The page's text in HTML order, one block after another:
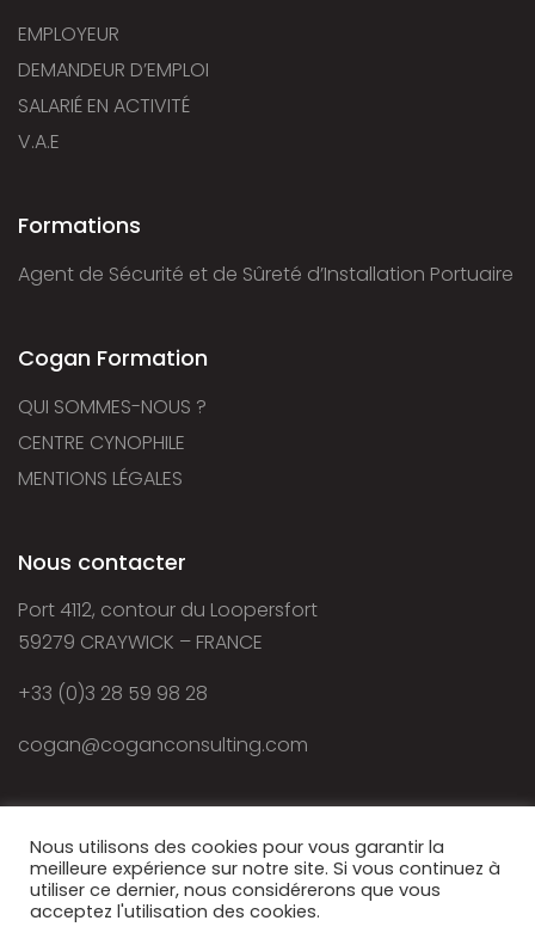
EMPLOYEUR
DEMANDEUR D’EMPLOI
SALARIÉ EN ACTIVITÉ
V.A.E
Formations
Agent de Sécurité et de Sûreté d’Installation Portuaire
Cogan Formation
QUI SOMMES-NOUS ?
CENTRE CYNOPHILE
MENTIONS LÉGALES
Nous contacter
Port 4112, contour du Loopersfort
59279 CRAYWICK – FRANCE
+33 (0)3 28 59 98 28
cogan@coganconsulting.com
© 2021 - Cogan Consulting - Autorisation d’exercice
Nous utilisons des cookies pour vous garantir la
meilleure expérience sur notre site. Si vous continuez à
utiliser ce dernier, nous considérerons que vous
acceptez l'utilisation des cookies.